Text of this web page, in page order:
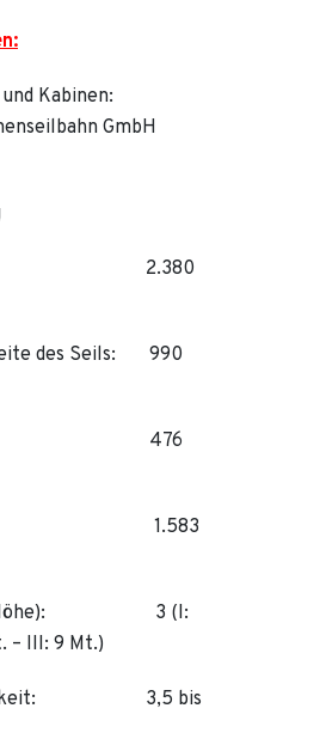
und Kabinen:
GmbH
2.380
des Seils: 990
476
1.583
(Höhe): 3 (I:
– III: 9 Mt.)
3,5 bis